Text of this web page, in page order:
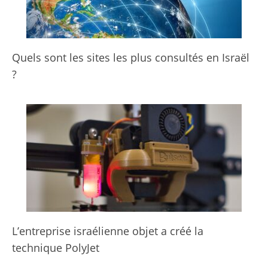
Quels sont les sites les plus consultés en Israël
?
L’entreprise israélienne objet a créé la
technique PolyJet